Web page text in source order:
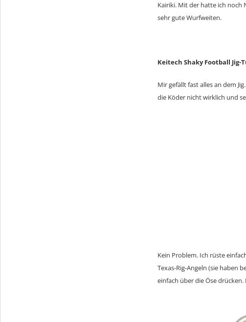
Kairiki. Mit der hatte ich noch
sehr gute Wurfweiten.
Keitech Shaky Football Jig-
Mir gefällt fast alles an dem
die Köder nicht wirklich und
Kein Problem. Ich rüste
Texas-Rig-Angeln (sie haben
einfach über die Öse